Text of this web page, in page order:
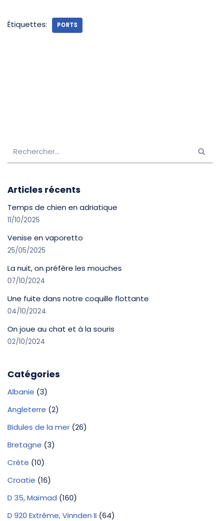
Étiquettes: PORTS
Articles récents
Temps de chien en adriatique
11/10/2025
Venise en vaporetto
25/05/2025
La nuit, on préfère les mouches
07/10/2024
Une fuite dans notre coquille flottante
04/10/2024
On joue au chat et à la souris
02/10/2024
Catégories
Albanie (3)
Angleterre (2)
Bidules de la mer (26)
Bretagne (3)
Crète (10)
Croatie (16)
D 35, Maïmad (160)
D 920 Extrême, Vinnden II (64)